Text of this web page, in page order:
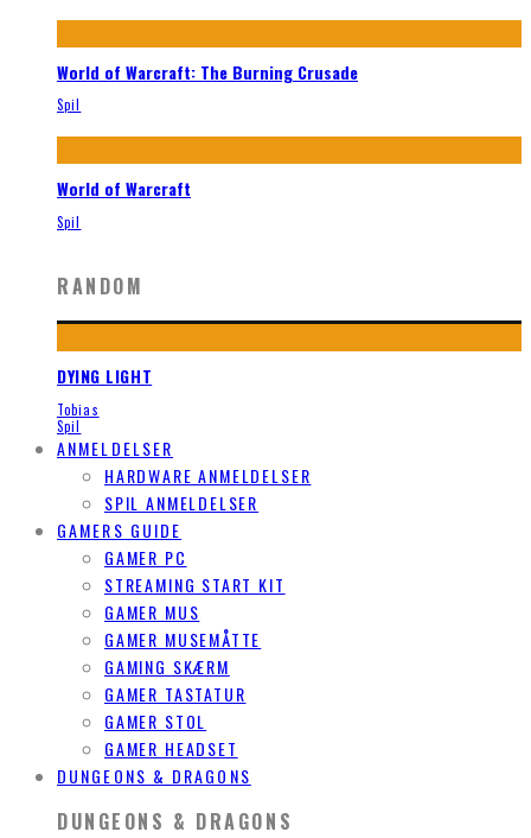
World of Warcraft: The Burning Crusade
Spil
World of Warcraft
Spil
RANDOM
DYING LIGHT
Tobias
Spil
ANMELDELSER
HARDWARE ANMELDELSER
SPIL ANMELDELSER
GAMERS GUIDE
GAMER PC
STREAMING START KIT
GAMER MUS
GAMER MUSEMÅTTE
GAMING SKÆRM
GAMER TASTATUR
GAMER STOL
GAMER HEADSET
DUNGEONS & DRAGONS
DUNGEONS & DRAGONS